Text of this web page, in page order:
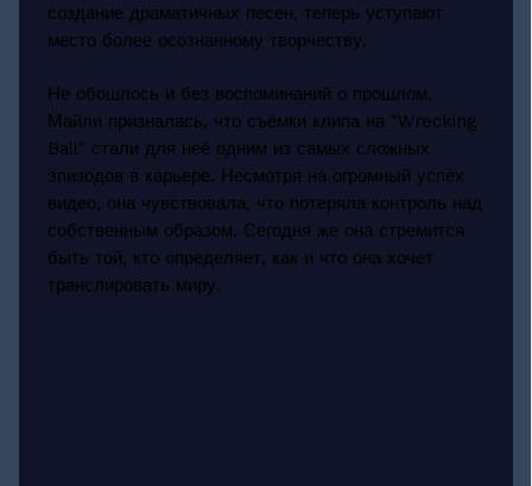
создание драматичных песен, теперь уступают
место более осознанному творчеству.
Не обошлось и без воспоминаний о прошлом.
Майли призналась, что съёмки клипа на "Wrecking
Ball" стали для неё одним из самых сложных
эпизодов в карьере. Несмотря на огромный успех
видео, она чувствовала, что потеряла контроль над
собственным образом. Сегодня же она стремится
быть той, кто определяет, как и что она хочет
транслировать миру.